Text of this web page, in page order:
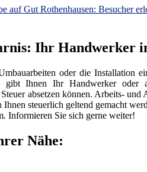
auf Gut Rothenhausen: Besucher
Ihr Handwerker
oder die Installation
gibt Ihnen Ihr Handwerker
absetzen können. Arbeits- und
steuerlich geltend gemacht
Informieren Sie sich gerne weiter!
Nähe: